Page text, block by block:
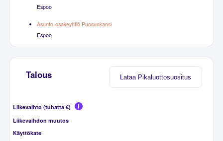
Espoo
Asunto-osakeyhtiö Puosunkansi
Espoo
Lataa Pikaluottosuositus
Talous
Liikevaihto (tuhatta €)
Liikevaihdon muutos
Käyttökate